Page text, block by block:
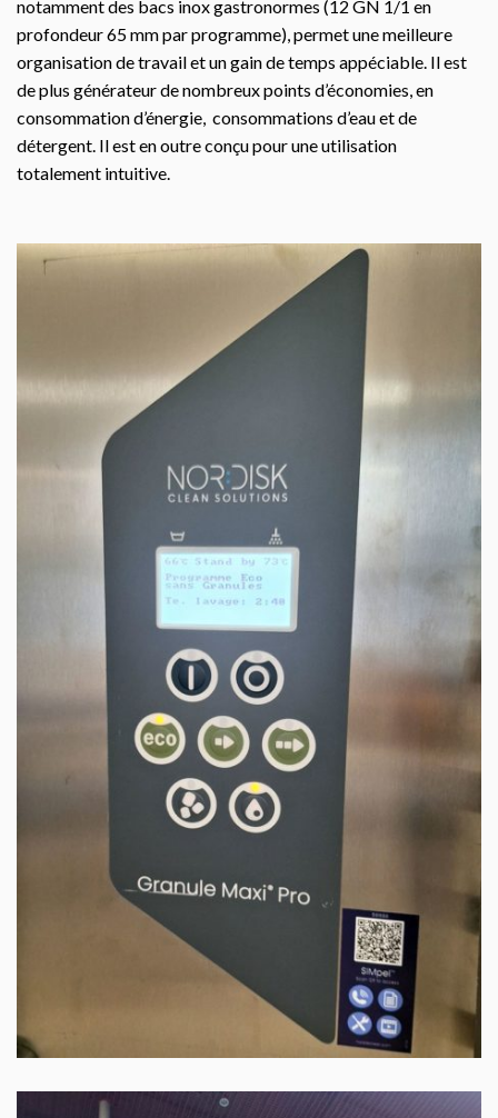
notamment des bacs inox gastronormes (12 GN 1/1 en
profondeur 65 mm par programme), permet une meilleure
organisation de travail et un gain de temps appéciable. Il est
de plus générateur de nombreux points d’économies, en
consommation d’énergie, consommations d’eau et de
détergent. Il est en outre conçu pour une utilisation
totalement intuitive.